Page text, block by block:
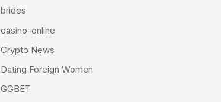
brides
casino-online
Crypto News
Dating Foreign Women
GGBET